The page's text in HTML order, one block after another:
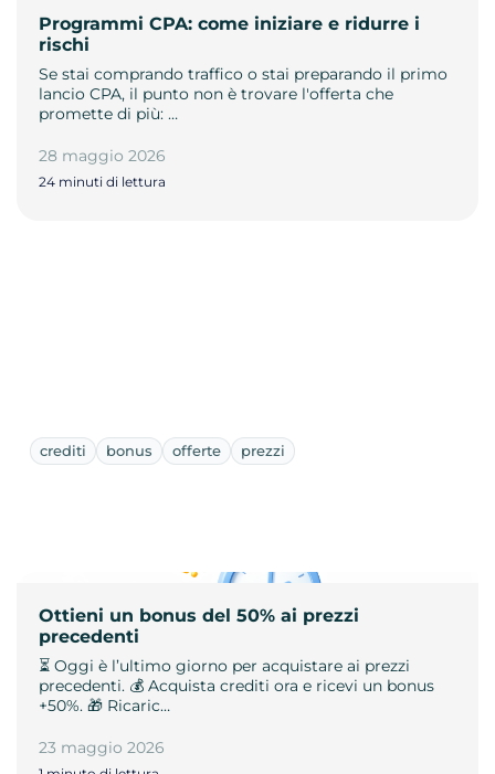
Programmi CPA: come iniziare e ridurre i
rischi
Se stai comprando traffico o stai preparando il primo
lancio CPA, il punto non è trovare l'offerta che
promette di più: …
28 maggio 2026
24 minuti di lettura
crediti bonus offerte prezzi
Ottieni un bonus del 50% ai prezzi
precedenti
⏳ Oggi è l’ultimo giorno per acquistare ai prezzi
precedenti. 💰 Acquista crediti ora e ricevi un bonus
+50%. 🎁 Ricaric…
23 maggio 2026